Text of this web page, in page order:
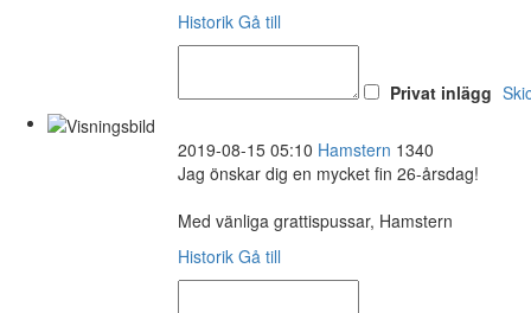
Historik Gå till
Privat inlägg
2019-08-15 05:10 Hamstern 1340
Jag önskar dig en mycket fin 26-årsdag!
Med vänliga grattispussar, Hamstern
Historik Gå till